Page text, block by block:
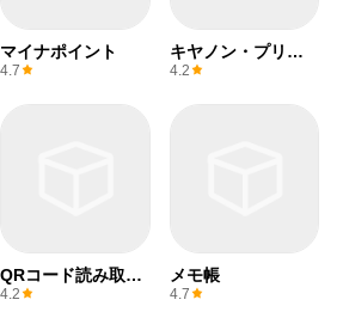
マイナポイント
4.7
キヤノン・プリン
ト・サービス
4.2
QRコード読み取り
アプリ & バーコー
4.2
メモ帳
4.7